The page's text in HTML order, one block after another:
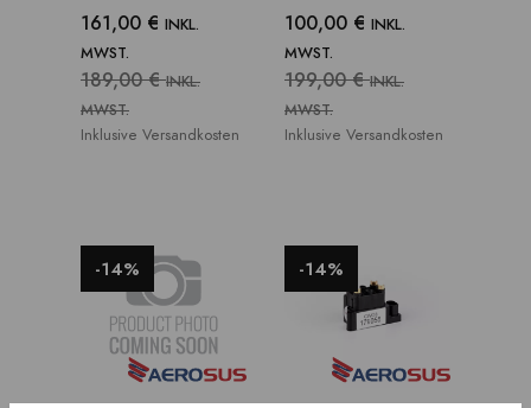
161,00 € INKL.
MWST.
189,00 €INKL.
MWST.
Inklusive Versandkosten
100,00 € INKL.
MWST.
199,00 €INKL.
MWST.
Inklusive Versandkosten
-14% -14%